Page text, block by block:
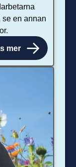
se en annan
mer